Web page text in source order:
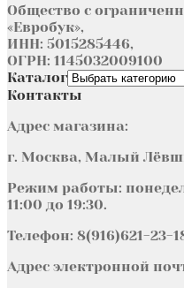
Общество с
«Евробук»,
ИНН: 5015285446,
ОГРН: 1145032009100
Каталог
Контакты
Адрес магазина:
г. Москва, Малый
Режим работы:
11:00 до 19:30.
Телефон: 8(916)621-23-
Адрес электронной